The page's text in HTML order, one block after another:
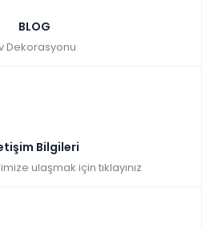
BLOG
Dekorasyonu
Bilgileri
ulaşmak için tıklayınız